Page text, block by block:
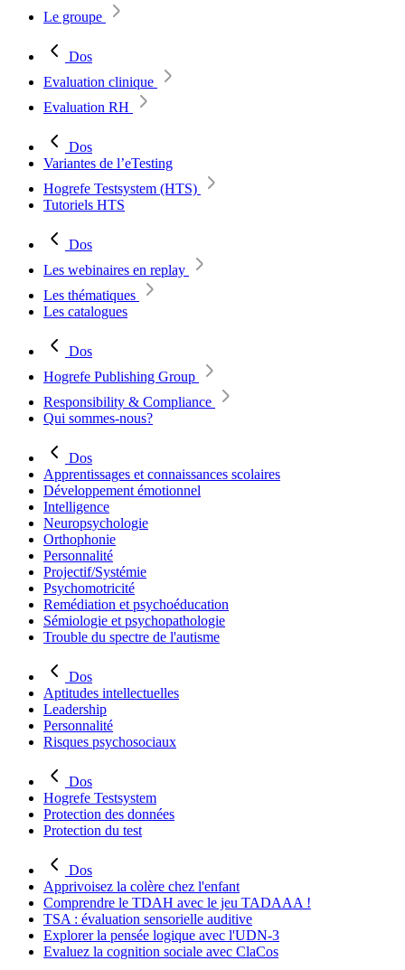
Le groupe
Dos
Evaluation clinique
Evaluation RH
Dos
Variantes de l’eTesting
Hogrefe Testsystem (HTS)
Tutoriels HTS
Dos
Les webinaires en replay
Les thématiques
Les catalogues
Dos
Hogrefe Publishing Group
Responsibility & Compliance
Qui sommes-nous?
Dos
Apprentissages et connaissances scolaires
Développement émotionnel
Intelligence
Neuropsychologie
Orthophonie
Personnalité
Projectif/Systémie
Psychomotricité
Remédiation et psychoéducation
Sémiologie et psychopathologie
Trouble du spectre de l'autisme
Dos
Aptitudes intellectuelles
Leadership
Personnalité
Risques psychosociaux
Dos
Hogrefe Testsystem
Protection des données
Protection du test
Dos
Apprivoisez la colère chez l'enfant
Comprendre le TDAH avec le jeu TADAAA !
TSA : évaluation sensorielle auditive
Explorer la pensée logique avec l'UDN-3
Evaluez la cognition sociale avec ClaCos